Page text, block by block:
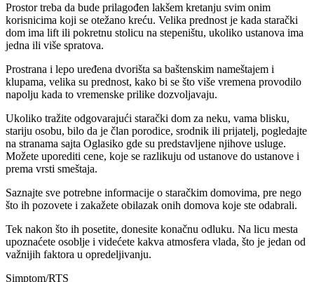
Prostor treba da bude prilagođen lakšem kretanju svim onim
korisnicima koji se otežano kreću. Velika prednost je kada starački
dom ima lift ili pokretnu stolicu na stepeništu, ukoliko ustanova ima
jedna ili više spratova.
Prostrana i lepo uređena dvorišta sa baštenskim nameštajem i
klupama, velika su prednost, kako bi se što više vremena provodilo
napolju kada to vremenske prilike dozvoljavaju.
Ukoliko tražite odgovarajući starački dom za neku, vama blisku,
stariju osobu, bilo da je član porodice, srodnik ili prijatelj, pogledajte
na stranama sajta Oglasiko gde su predstavljene njihove usluge.
Možete uporediti cene, koje se razlikuju od ustanove do ustanove i
prema vrsti smeštaja.
Saznajte sve potrebne informacije o staračkim domovima, pre nego
što ih pozovete i zakažete obilazak onih domova koje ste odabrali.
Tek nakon što ih posetite, donesite konačnu odluku. Na licu mesta
upoznaćete osoblje i videćete kakva atmosfera vlada, što je jedan od
važnijih faktora u opredeljivanju.
Simptom/RTS